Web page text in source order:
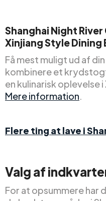
Shanghai Night River
Xinjiang Style Dining
Få mest muligt ud af
kombinere et
en kulinarisk oplevelse i
Mere information.
Flere ting at lave i
Valg af
For at opsummere har